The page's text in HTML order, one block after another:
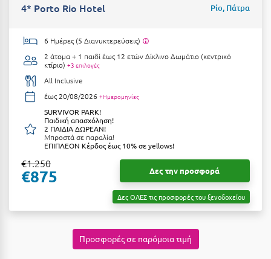
Λαγκάδια
Λακόπετρα Αχαΐας
Λακωνία
Λεπτοκαρυά
Λέσβος
Λευκάδα
Λήμνος
Λίμνη Πλαστήρα
4* Porto Rio Hotel Ρίο, Πάτρα
6 Ημέρες (5 Διανυκτερεύσεις)
2 άτομα + 1 παιδί έως 12 ετώνΔίκλινο Δωμάτιο (κεντρικό
κτίριο) +3 επιλογές
All Inclusive
έως 20/08/2026 +Ημερομηνίες
SURVIVOR PARK!
Παιδική απασχόληση!
2 ΠΑΙΔΙΑ ΔΩΡΕΑΝ!
Μπροστά σε παραλία!
ΕΠΙΠΛΕΟΝ Κέρδος έως 10% σε yellows!
€1.250
€875 Δες την προσφορά
Δες ΟΛΕΣ τις προσφορές του ξενοδοχείου
Προσφορές σε παρόμοια τιμή